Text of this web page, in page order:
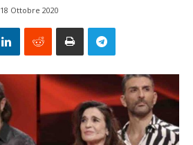
18 Ottobre 2020